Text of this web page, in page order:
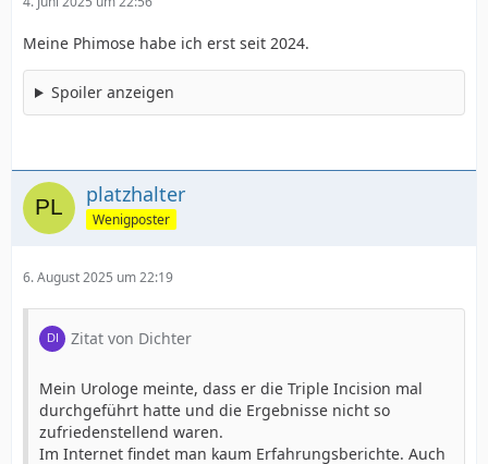
Meine Phimose habe ich erst seit 2024.
Spoiler anzeigen
platzhalter
Wenigposter
6. August 2025 um 22:19
Zitat von Dichter
Mein Urologe meinte, dass er die Triple Incision mal
durchgeführt hatte und die Ergebnisse nicht so
zufriedenstellend waren.
Im Internet findet man kaum Erfahrungsberichte. Auch